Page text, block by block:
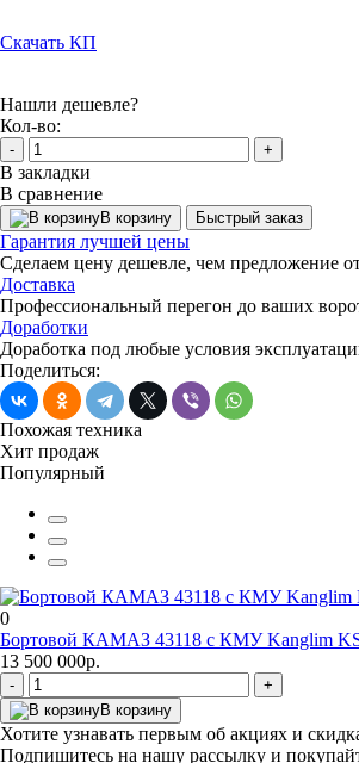
Скачать КП
Нашли дешевле?
Кол-во:
- +
В закладки
В сравнение
В корзину Быстрый заказ
Гарантия лучшей цены
Сделаем цену дешевле, чем предложение
Доставка
Профессиональный перегон до ваших
Доработки
Доработка под любые условия
Поделиться:
Похожая техника
Хит продаж
Популярный
0
Бортовой КАМАЗ 43118 с КМУ Kanglim
13 500 000р.
-
+
В корзину
Хотите узнавать первым об акциях и
Подпишитесь на нашу рассылку и